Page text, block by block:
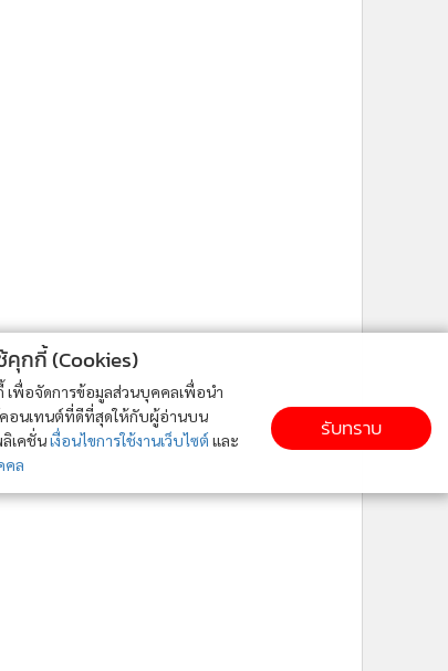
คุกกี้ (Cookies)
เพื่อจัดการข้อมูลส่วนบุคคลเพื่อนำ
อนเทนต์ที่ดีที่สุดให้กับผู้อ่านบน
เคชั่นเงื่อนไขการใช้งานเว็บไซต์ และ
คล
รับทราบ